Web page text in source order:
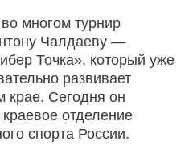
многом турнир
Чалдаеву —
Точка», который уже
развивает
крае. Сегодня он
отделение
спорта России.